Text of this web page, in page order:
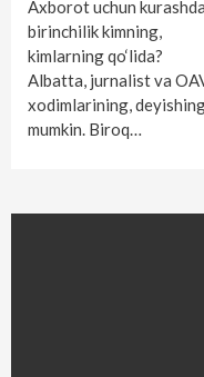
Axborot uchun kurashda
birinchilik kimning,
kimlarning qo‘lida?
Albatta, jurnalist va
xodimlarining,
mumkin. Biroq…